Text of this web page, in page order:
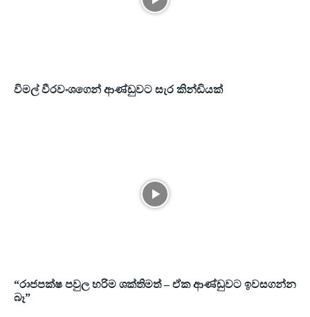
විමල් වීරවංශගෙන් ආණ්ඩුවට සැර කින්ඩියක්
“රාජපක්ෂ පවුල හරිම ශක්තිමත් – ඒක ආණ්ඩුවට ඉවසගන්න
බෑ”